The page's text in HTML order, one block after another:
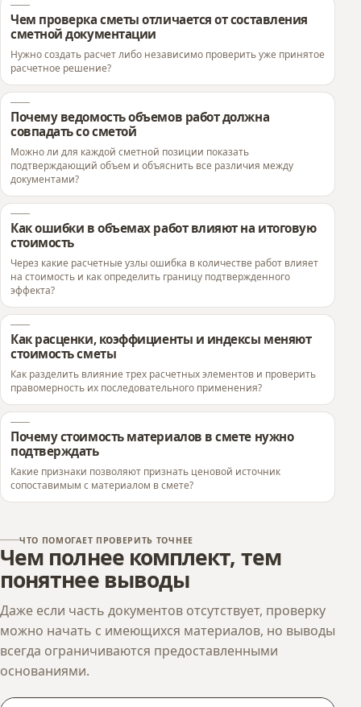
Чем проверка сметы отличается от составления
сметной документации
Нужно создать расчет либо независимо проверить уже принятое
расчетное решение?
Почему ведомость объемов работ должна
совпадать со сметой
Можно ли для каждой сметной позиции показать
подтверждающий объем и объяснить все различия между
документами?
Как ошибки в объемах работ влияют на итоговую
стоимость
Через какие расчетные узлы ошибка в количестве работ влияет
на стоимость и как определить границу подтвержденного
эффекта?
Как расценки, коэффициенты и индексы меняют
стоимость сметы
Как разделить влияние трех расчетных элементов и проверить
правомерность их последовательного применения?
Почему стоимость материалов в смете нужно
подтверждать
Какие признаки позволяют признать ценовой источник
сопоставимым с материалом в смете?
ЧТО ПОМОГАЕТ ПРОВЕРИТЬ ТОЧНЕЕ
Чем полнее комплект, тем
понятнее выводы
Даже если часть документов отсутствует, проверку
можно начать с имеющихся материалов, но выводы
всегда ограничиваются предоставленными
основаниями.